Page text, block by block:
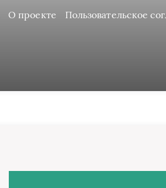
О проекте Пользовательское